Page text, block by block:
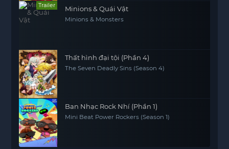
Trailer Minions & Quái Vật
Minions & Monsters
Thất hình đại tội (Phần 4)
The Seven Deadly Sins (Season 4)
Ban Nhạc Rock Nhí (Phần 1)
Mini Beat Power Rockers (Season 1)